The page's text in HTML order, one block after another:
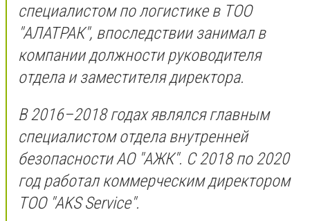
специалистом по логистике в ТОО
"АЛАТРАК", впоследствии занимал в
компании должности руководителя
отдела и заместителя директора.
В 2016–2018 годах являлся главным
специалистом отдела внутренней
безопасности АО "АЖК". С 2018 по 2020
год работал коммерческим директором
ТОО "AKS Service".